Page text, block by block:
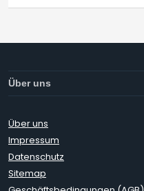
Über uns
Über uns
Impressum
Datenschutz
Sitemap